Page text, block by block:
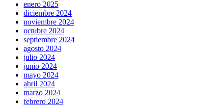
enero 2025
diciembre 2024
noviembre 2024
octubre 2024
septiembre 2024
agosto 2024
julio 2024
junio 2024
mayo 2024
abril 2024
marzo 2024
febrero 2024